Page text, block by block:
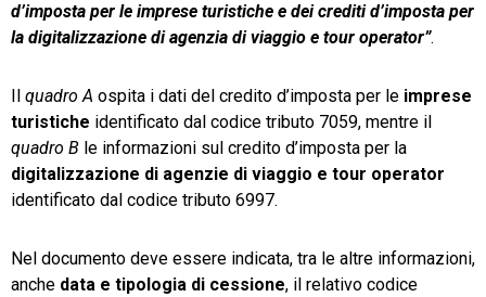
d’imposta per le imprese turistiche e dei crediti d’imposta per
la digitalizzazione di agenzia di viaggio e tour operator”.
quadro A ospita i dati del credito d’imposta per le imprese
turistiche identificato dal codice tributo 7059, mentre il
quadro B le informazioni sul credito d’imposta per la
digitalizzazione di agenzie di viaggio e tour operator
identificato dal codice tributo 6997.
Nel documento deve essere indicata, tra le altre informazioni,
anche data e tipologia di cessione, il relativo codice